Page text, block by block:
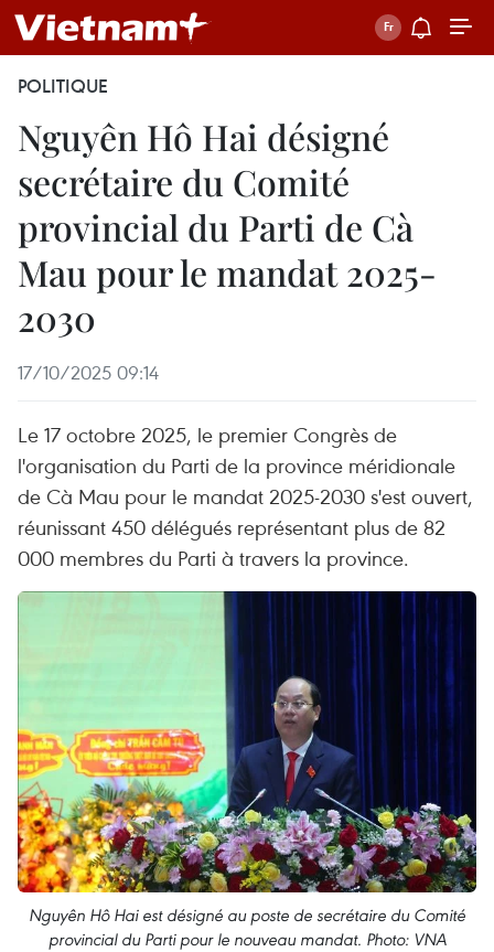
POLITIQUE
Nguyên Hô Hai désigné
secrétaire du Comité
provincial du Parti de Cà
Mau pour le mandat 2025-
2030
17/10/2025 09:14
Le 17 octobre 2025, le premier Congrès de
l'organisation du Parti de la province méridionale
de Cà Mau pour le mandat 2025-2030 s'est ouvert,
réunissant 450 délégués représentant plus de 82
000 membres du Parti à travers la province.
Nguyên Hô Hai est désigné au poste de secrétaire du Comité
provincial du Parti pour le nouveau mandat. Photo: VNA